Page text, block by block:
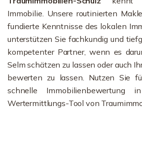
Immobilie. Unsere routinierten
fundierte Kenntnisse des lokalen
unterstützen Sie fachkundig und
kompetenter Partner, wenn es
Selm schätzen zu lassen oder auch
bewerten zu lassen. Nutzen Sie
schnelle
Wertermittlungs-Tool von